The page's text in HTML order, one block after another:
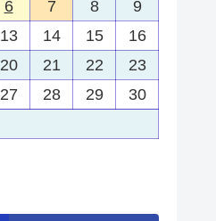
6 7 8
9
13 14 15
16
20 21 22
23
27 28 29
30